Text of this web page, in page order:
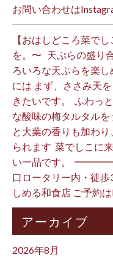
お問い合わせは
【おはしどころ菜で
を。〜 ⁡ ⁡ 天ぷらの盛り
ろいろな天ぷらを楽
には まず、ささみ天
きたいです。 ⁡ ふわっ
な酸味の梅タルタル
と大葉の香りも加わ
られます️ ⁡ 菜でしこに
い一品です。
口ロータリー内・徒
しめる和食店 ご予約
アーカイブ
2026年8月